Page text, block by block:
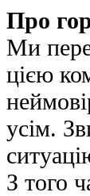
Про
Ми
цією
усім.
З того